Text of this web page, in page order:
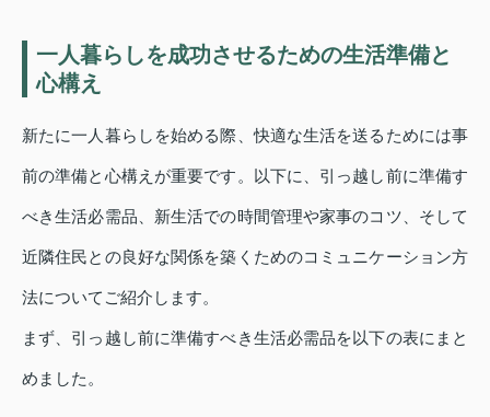
一人暮らしを成功させるための生活準備と
心構え
新たに一人暮らしを始める際、快適な生活を送るためには事
前の準備と心構えが重要です。以下に、引っ越し前に準備す
べき生活必需品、新生活での時間管理や家事のコツ、そして
近隣住民との良好な関係を築くためのコミュニケーション方
法についてご紹介します。
まず、引っ越し前に準備すべき生活必需品を以下の表にまと
めました。